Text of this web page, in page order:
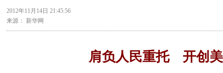
2012年11月14日 21:45:56
来源： 新华网
肩负人民重托 开创